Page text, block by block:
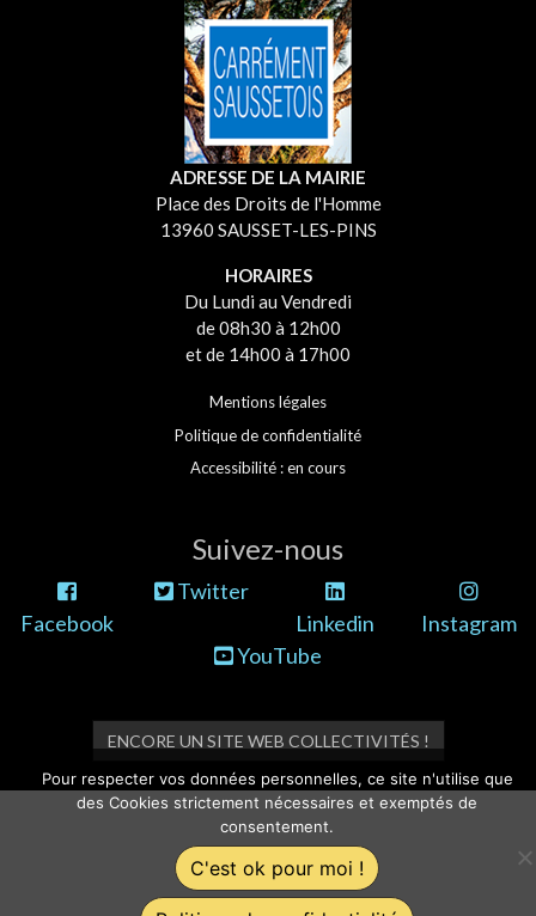
ADRESSE DE LA MAIRIE
Place des Droits de l'Homme
13960 SAUSSET-LES-PINS
HORAIRES
Du Lundi au Vendredi
de 08h30 à 12h00
et de 14h00 à 17h00
Mentions légales
Politique de confidentialité
Accessibilité : en cours
Suivez-nous
Facebook
Twitter
Linkedin
Instagram
YouTube
ENCORE UN SITE WEB COLLECTIVITÉS !
Pour respecter vos données personnelles, ce site n'utilise que
des Cookies strictement nécessaires et exemptés de
consentement.
C'est ok pour moi !